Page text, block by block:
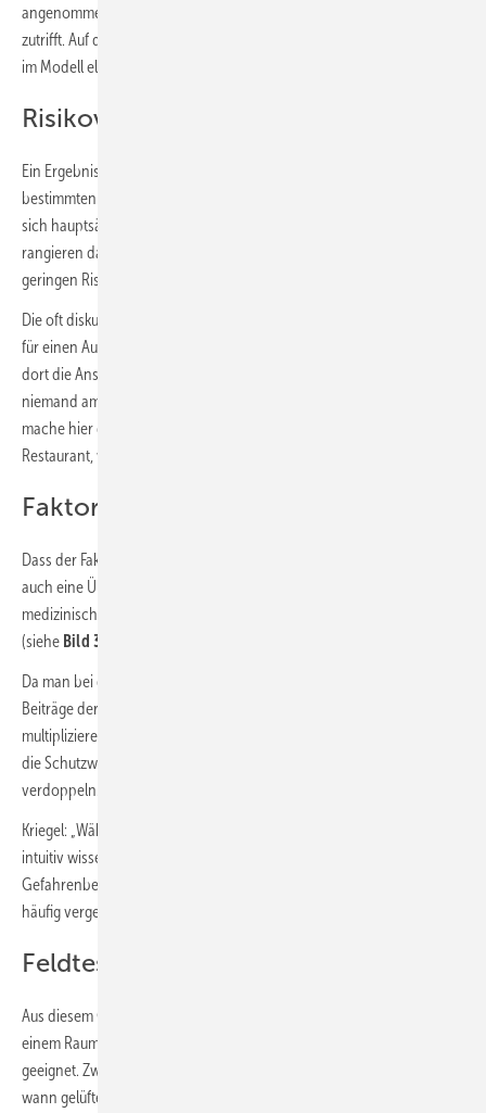
angenommen wird als die Zahl der Infektiösen – was in der Regel
zutrifft. Auf diese Weise ließ sich die unhandliche Exponentialfunktion
im Modell eliminieren.
Risikovergleich für Alltagsszenarien
Ein Ergebnis dieser Berechnungen ist ein Risiko-Vergleich von
bestimmten Alltagssituationen, der so für alle Arten von Viren gilt, die
sich hauptsächlich über Aerosole verbreiten (siehe
rangieren dabei Aufenthalte in Büros und Schulen. Mit einem nur
geringen Risiko behaftet sind Theater- und Kinobesuche.
Die oft diskutierten Restaurantbesuche bergen nur ein mittleres Risiko
für einen Ausbruch mit mehr als einer infizierten Person. „Trotzdem ist
dort die Ansteckungsgefahr relativ hoch, weil alle sprechen und
niemand am Platz Masken trägt“, erklärt Kriegel. Die Aufenthaltszeit
mache hier den Unterschied – denn niemand sitzt so lange im
Restaurant, wie ein normaler Arbeitstag im Büro dauert.
Faktor Zeit wird oft übersehen
Dass der Faktor Zeit bei den Risikobetrachtungen wichtig ist, zeigt
auch eine Übersicht über die Effektivität verschiedener nicht-
medizinischer Präventionsmaßnahmen und ihrer Kombinationen
(siehe Bild 3
Da man bei der Berechnung der gesamten Risikoreduktion die
Beiträge der einzelnen Schutzkomponenten miteinander
multiplizieren muss, kann zum Beispiel eine halbierte Aufenthaltszeit
die Schutzwirkung durch Lüften und Maske tragen noch einmal
verdoppeln.
Kriegel: „Während wir bei Chemieunfällen oder radioaktiver Strahlung
intuitiv wissen, dass man sich nicht zu lange in einem
Gefahrenbereich aufhalten darf, wird dies bei Infektionsgefahren
häufig vergessen.“
Feldtest in Hörsälen der TU Berlin
Aus diesem Grund ist auch die gemessene CO
einem Raum allein nur bedingt für die Beurteilung des Infektionsrisikos
geeignet. Zwar ist der Gehalt an Kohlendioxid ein gutes Maß dafür,
wann gelüftet werden sollte – es gibt jedoch keinen „sicheren CO